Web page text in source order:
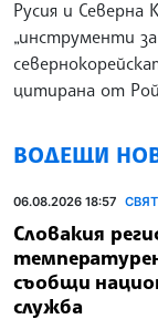
Русия и Северна
„инструменти
цитирана от
ВОДЕЩИ
06.08.2026 18:57 СВЯТ
Словакия
съобщи
служба